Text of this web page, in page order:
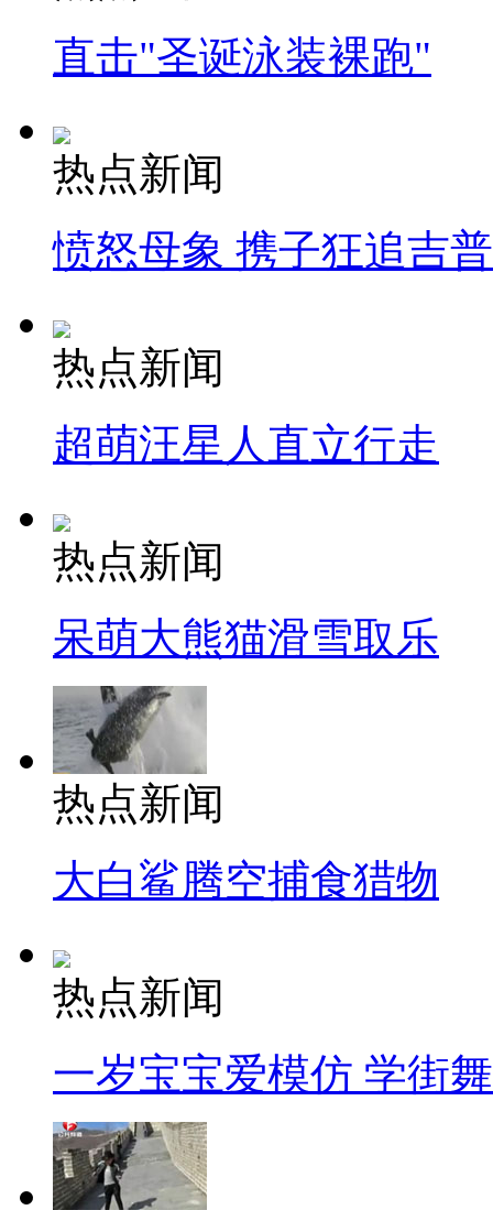
直击"圣诞泳装裸跑"
热点新闻
愤怒母象 携子狂追吉
热点新闻
超萌汪星人直立行走
热点新闻
呆萌大熊猫滑雪取乐
热点新闻
大白鲨腾空捕食猎物
热点新闻
一岁宝宝爱模仿 学街